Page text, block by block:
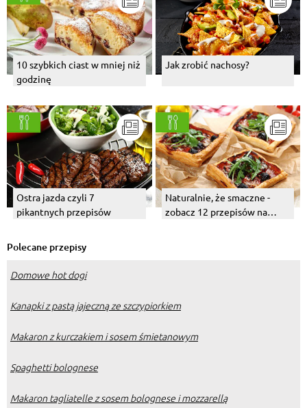
10 szybkich ciast w mniej niż
godzinę
Jak zrobić nachosy?
Ostra jazda czyli 7
pikantnych przepisów
Naturalnie, że smaczne -
zobacz 12 przepisów na
Polecane przepisy
Domowe hot dogi
Kanapki z pastą jajeczną ze szczypiorkiem
Makaron z kurczakiem i sosem śmietanowym
Spaghetti bolognese
Makaron tagliatelle z sosem bolognese i mozzarellą